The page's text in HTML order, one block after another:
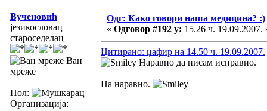
Вученовић
језикословац
староседелац
Ван
мреже
Пол:
Организација:
Одг: Како говори наша медицина? :)
« Одговор #192 у: 15.26 ч. 19.09.2007.
Цитирано: џафир на 14.50 ч. 19.09.2007.
Наравно да нисам исправио.
Па наравно.